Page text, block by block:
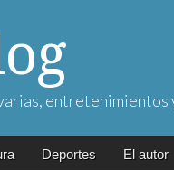
Deportes El autor